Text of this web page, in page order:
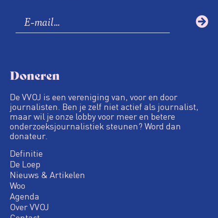
Doneren
De VVOJ is een vereniging van, voor en door
journalisten. Ben je zelf niet actief als journalist,
maar wil je onze lobby voor meer en betere
onderzoeksjournalistiek steunen? Word dan
donateur.
Definitie
De Loep
Nieuws & Artikelen
Woo
Agenda
Over VVOJ